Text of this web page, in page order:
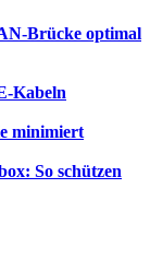
Brücke optimal
Kabeln
minimiert
So schützen